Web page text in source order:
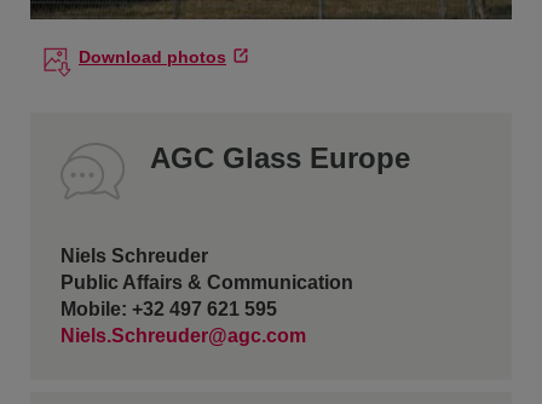
Download photos
AGC Glass Europe
Niels Schreuder
Public Affairs & Communication
Mobile: +32 497 621 595
Niels.Schreuder@agc.com